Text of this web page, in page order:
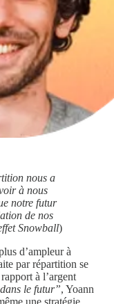
nous a
à nous
notre futur
de nos
Snowball)
d’ampleur à
par répartition se
à l’argent
le futur”, Yoann
une stratégie